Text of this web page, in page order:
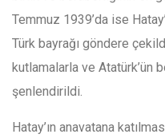
Temmuz 1939’da ise
Türk bayrağı göndere
kutlamalarla ve Atatürk’ün
şenlendirildi.
Hatay’ın anavatana